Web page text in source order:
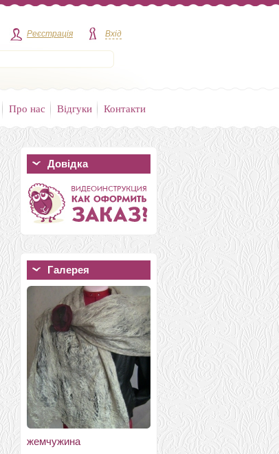
Реєстрація Вхід
Про нас Відгуки Контакти
Довідка
Галерея
жемчужина Шелковый шарф "КотЭ"